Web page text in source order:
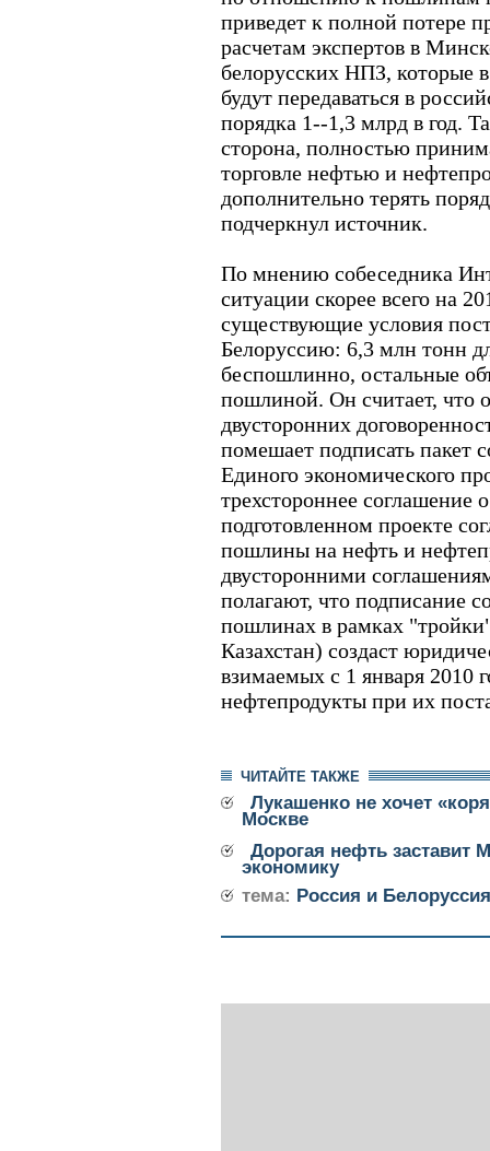
приведет к полной потере
расчетам экспертов в
белорусских НПЗ,
будут передаваться в
порядка 1--1,3 млрд в год.
сторона, полностью
торговле нефтью и
дополнительно терять
подчеркнул источник.
По мнению собеседника
ситуации скорее всего на
существующие условия
Белоруссию: 6,3 млн тонн
беспошлинно, остальные
пошлиной. Он считает, что
двусторонних
помешает подписать пакет
Единого экономического
трехстороннее
подготовленном проекте
пошлины на нефть и
двусторонними
полагают, что подписание
пошлинах в рамках
Казахстан) создаст
взимаемых с 1 января 2010
нефтепродукты при их
ЧИТАЙТЕ ТАКЖЕ
Лукашенко не хочет
Москве
Дорогая нефть заставит
экономику
тема: Россия и Белоруссия